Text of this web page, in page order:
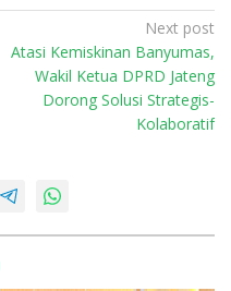
Next post
Atasi Kemiskinan Banyumas,
Wakil Ketua DPRD Jateng
Dorong Solusi Strategis-
Kolaboratif